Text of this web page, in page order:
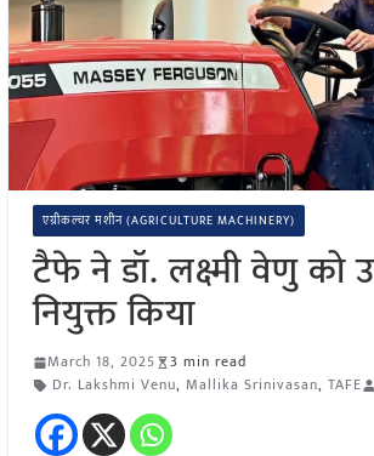
एग्रीकल्चर मशीन (AGRICULTURE MACHINERY)
टैफे ने डॉ. लक्ष्मी वेणु को
नियुक्त किया
March 18, 2025
3 min read
Dr. Lakshmi Venu, Mallika Srinivasan, TAFE